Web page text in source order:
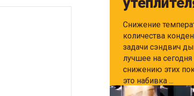
Снижение
количества
задачи сэндвич
лучшее на
снижению этих
это набивка ...